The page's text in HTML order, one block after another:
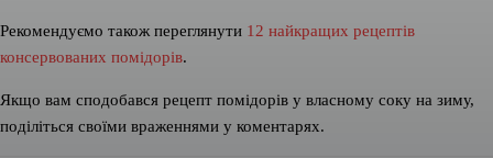
Рекомендуємо також переглянути 12 найкращих рецептів
консервованих помідорів.
Якщо вам сподобався рецепт помідорів у власному соку на зиму,
поділіться своїми враженнями у коментарях.